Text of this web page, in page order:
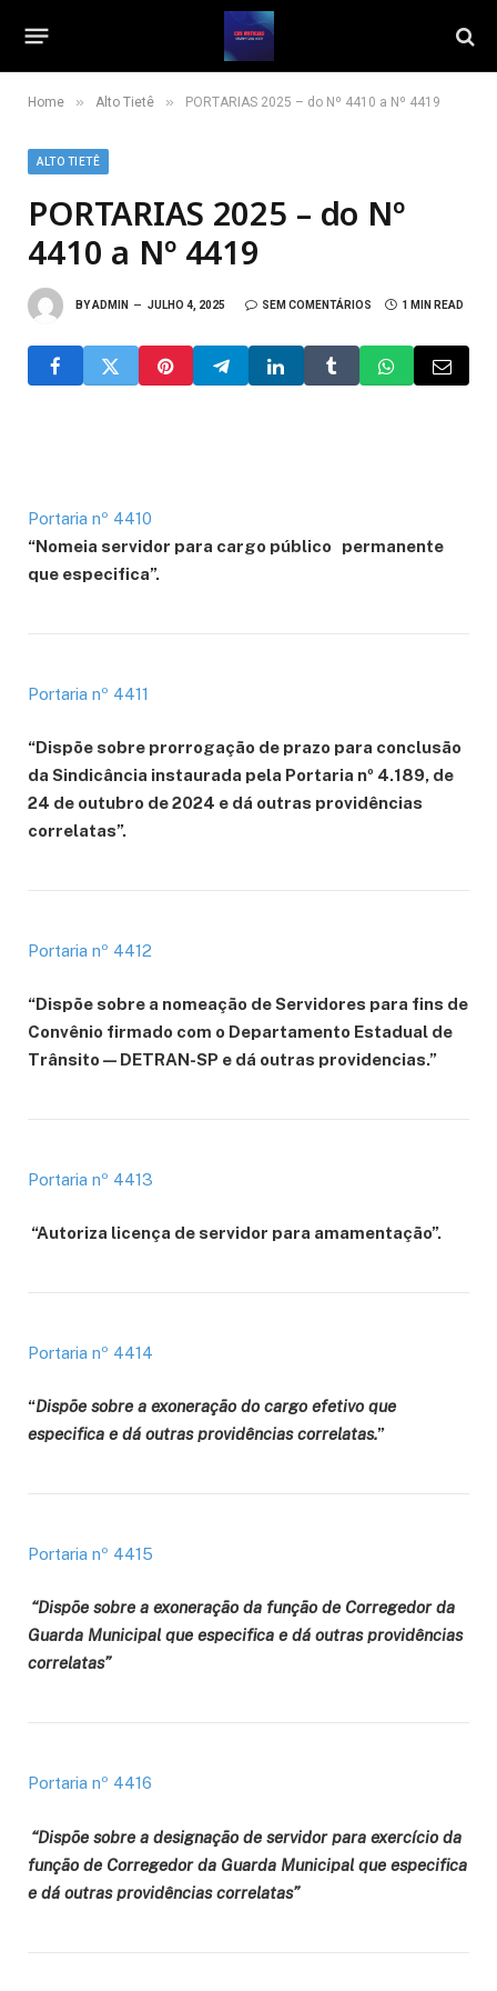
Home » Alto Tietê » PORTARIAS 2025 – do Nº 4410 a Nº 4419
ALTO TIETÊ
PORTARIAS 2025 – do Nº
4410 a Nº 4419
BYADMIN JULHO 4, 2025 SEM COMENTÁRIOS 1 MIN READ
Portaria nº 4410
“Nomeia servidor para cargo público permanente
que especifica”.
Portaria nº 4411
“Dispõe sobre prorrogação de prazo para conclusão
da Sindicância instaurada pela Portaria nº 4.189, de
24 de outubro de 2024 e dá outras providências
correlatas”.
Portaria nº 4412
“Dispõe sobre a nomeação de Servidores para fins de
Convênio firmado com o Departamento Estadual de
Trânsito — DETRAN-SP e dá outras providencias.”
Portaria nº 4413
“Autoriza licença de servidor para amamentação”.
Portaria nº 4414
“Dispõe sobre a exoneração do cargo efetivo que
especifica e dá outras providências correlatas.”
Portaria nº 4415
“Dispõe sobre a exoneração da função de Corregedor da
Guarda Municipal que especifica e dá outras providências
correlatas”
Portaria nº 4416
“Dispõe sobre a designação de servidor para exercício da
função de Corregedor da Guarda Municipal que especifica
e dá outras providências correlatas”